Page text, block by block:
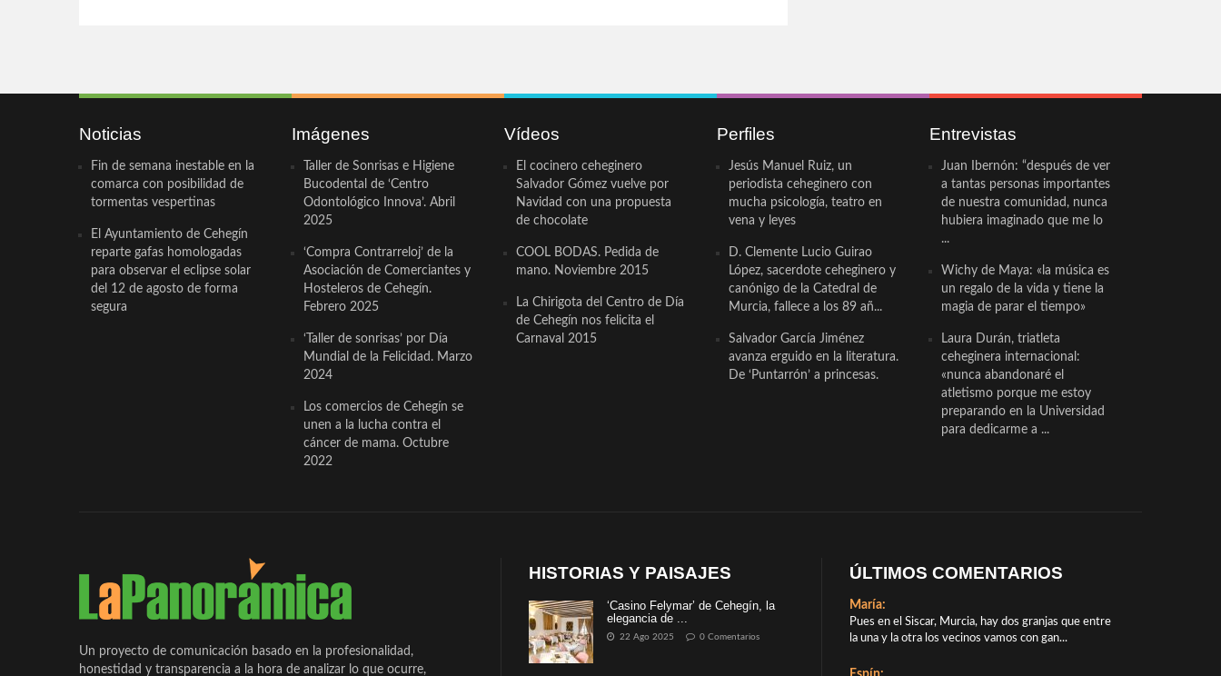
Noticias
Fin de semana inestable en la
comarca con posibilidad de
tormentas vespertinas
El Ayuntamiento de Cehegín
reparte gafas homologadas
para observar el eclipse solar
del 12 de agosto de forma
segura
Imágenes
Taller de Sonrisas e Higiene
Bucodental de ‘Centro
Odontológico Innova’. Abril
2025
‘Compra Contrarreloj’ de la
Asociación de Comerciantes y
Hosteleros de Cehegín.
Febrero 2025
‘Taller de sonrisas’ por Día
Mundial de la Felicidad. Marzo
2024
Los comercios de Cehegín se
unen a la lucha contra el
cáncer de mama. Octubre
2022
Vídeos
El cocinero ceheginero
Salvador Gómez vuelve por
Navidad con una propuesta
de chocolate
COOL BODAS. Pedida de
mano. Noviembre 2015
La Chirigota del Centro de Día
de Cehegín nos felicita el
Carnaval 2015
Perfiles
Jesús Manuel Ruiz, un
periodista ceheginero con
mucha psicología, teatro en
vena y leyes
D. Clemente Lucio Guirao
López, sacerdote ceheginero y
canónigo de la Catedral de
Murcia, fallece a los 89 añ...
Salvador García Jiménez
avanza erguido en la literatura.
De ‘Puntarrón’ a princesas.
Entrevistas
Juan Ibernón: “después de ver
a tantas personas importantes
de nuestra comunidad, nunca
hubiera imaginado que me lo
...
Wichy de Maya: «la música es
un regalo de la vida y tiene la
magia de parar el tiempo»
Laura Durán, triatleta
ceheginera internacional:
«nunca abandonaré el
atletismo porque me estoy
preparando en la Universidad
para dedicarme a ...
Un proyecto de comunicación basado en la profesionalidad,
honestidad y transparencia a la hora de analizar lo que ocurre,
HISTORIAS Y PAISAJES
‘Casino Felymar’ de Cehegín, la
elegancia de ...
22 Ago 2025 0 Comentarios
ÚLTIMOS COMENTARIOS
María:
Pues en el Siscar, Murcia, hay dos granjas que entre
la una y la otra los vecinos vamos con gan...